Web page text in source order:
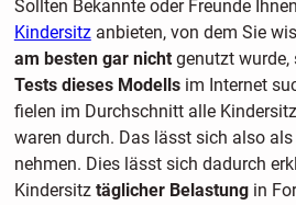
Sollten Bekannte oder Freunde
Kindersitzanbieten, von dem Sie
am besten gar nichtgenutzt wurde,
Tests dieses Modellsim Internet
fielen im Durchschnitt alle
waren durch. Das lässt sich also
nehmen. Dies lässt sich dadurch
Kindersitz täglicher Belastungin